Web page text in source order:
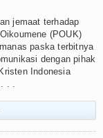
jemaat terhadap
(POUK)
paska terbitnya
dengan pihak
Indonesia
. .